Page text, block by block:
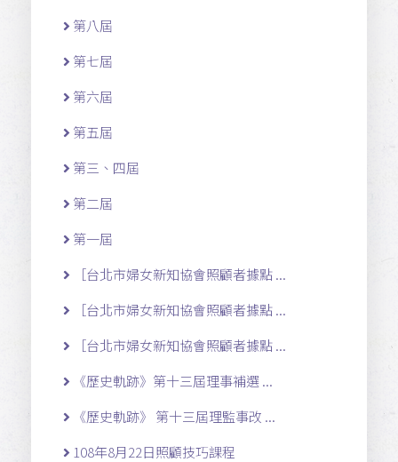
第八屆
第七屆
第六屆
第五屆
第三、四屆
第二屆
第一屆
［台北市婦女新知協會照顧者據點 ...
［台北市婦女新知協會照顧者據點 ...
［台北市婦女新知協會照顧者據點 ...
《歷史軌跡》第十三屆理事補選 ...
《歷史軌跡》 第十三屆理監事改 ...
108年8月22日照顧技巧課程